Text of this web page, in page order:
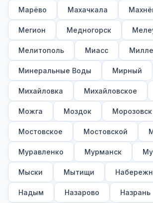
Марёво Махачкала
Мегион Медногорск
Мелитополь Миасс
Минеральные Воды Мирный
Михайловка Михайловское
Можга Моздок Морозовск
Мостовское Мостовской
Муравленко Мурманск
Мыски Мытищи
Надым Назарово Назрань